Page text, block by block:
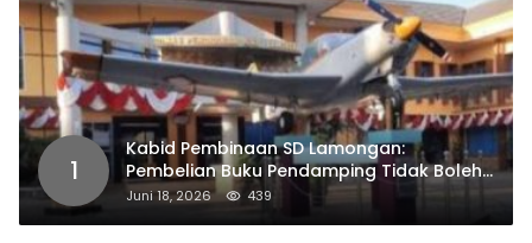
1
Kabid Pembinaan SD Lamongan:
Pembelian Buku Pendamping Tidak Boleh
Dipaksakan
Juni 18, 2026 439